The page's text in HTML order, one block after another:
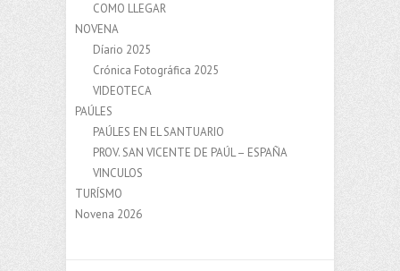
COMO LLEGAR
NOVENA
Díario 2025
Crónica Fotográfica 2025
VIDEOTECA
PAÚLES
PAÚLES EN EL SANTUARIO
PROV. SAN VICENTE DE PAÚL – ESPAÑA
VINCULOS
TURÍSMO
Novena 2026